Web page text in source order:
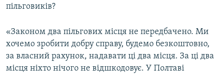
пільговиків?
«Законом два пільгових місця не передбачено. Ми
хочемо зробити добру справу, будемо безкоштовно,
за власний рахунок, надавати ці два місця. За ці два
місця ніхто нічого не відшкодовує. У Полтаві